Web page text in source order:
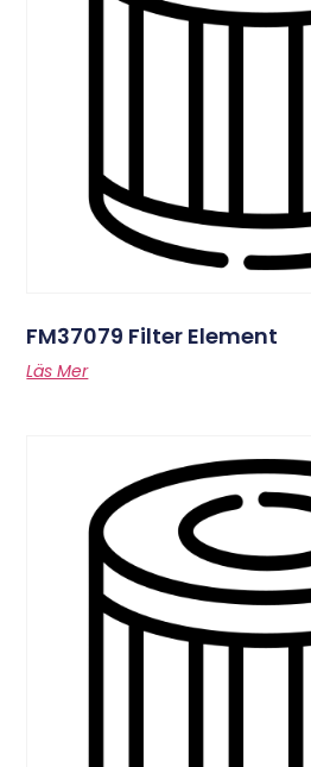
FM37079 Filter Element
Läs Mer